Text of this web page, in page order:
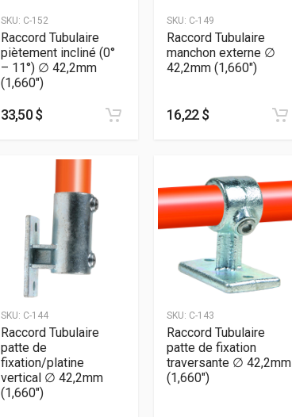
SKU: C-152
Raccord Tubulaire
piètement incliné (0°
– 11°) ∅ 42,2mm
(1,660″)
33,50 $
SKU: C-149
Raccord Tubulaire
manchon externe ∅
42,2mm (1,660″)
16,22 $
SKU: C-144
Raccord Tubulaire
patte de
fixation/platine
vertical ∅ 42,2mm
(1,660″)
SKU: C-143
Raccord Tubulaire
patte de fixation
traversante ∅ 42,2mm
(1,660″)